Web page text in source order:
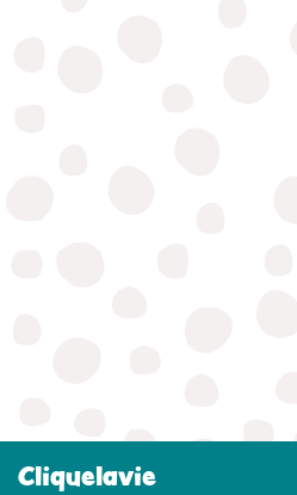
Cliquelavie